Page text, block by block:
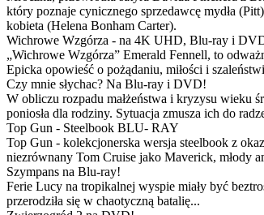
który poznaje cynicznego sprzedawcę mydła
kobieta (Helena Bonham Carter).
Wichrowe Wzgórza - na 4K UHD, Blu-ray i
„Wichrowe Wzgórza” Emerald Fennell, to
Epicka opowieść o pożądaniu, miłości i
Czy mnie słychac? Na Blu-ray i DVD!
W obliczu rozpadu małżeństwa i kryzysu wieku
poniosła dla rodziny. Sytuacja zmusza ich do
Top Gun - Steelbook BLU- RAY
Top Gun - kolekcjonerska wersja steelbook z
niezrównany Tom Cruise jako Maverick, młody
Szympans na Blu-ray!
Ferie Lucy na tropikalnej wyspie miały być
przerodziła się w chaotyczną batalię...